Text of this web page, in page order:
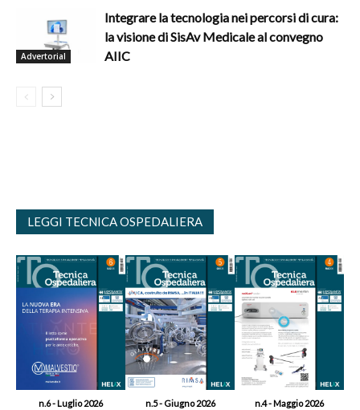
Advertorial
Integrare la tecnologia nei percorsi di cura:
la visione di SisAv Medicale al convegno
AIIC
LEGGI TECNICA OSPEDALIERA
n.6 - Luglio 2026 n.5 - Giugno 2026 n.4 - Maggio 2026